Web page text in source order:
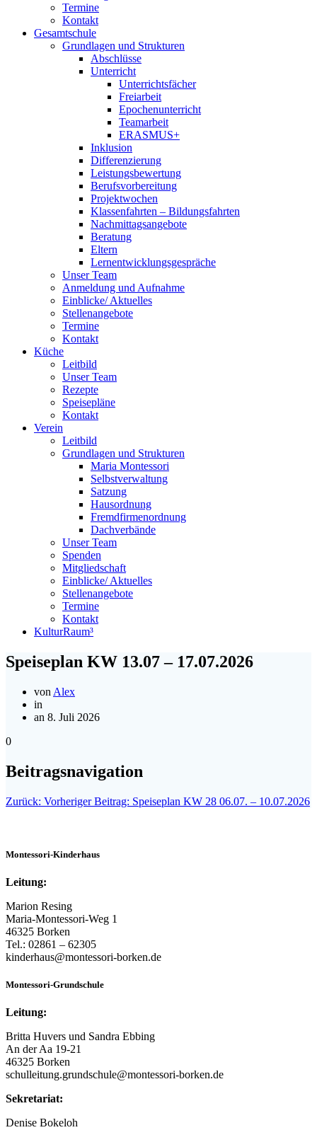
Termine
Kontakt
Gesamtschule
Grundlagen und Strukturen
Abschlüsse
Unterricht
Unterrichtsfächer
Freiarbeit
Epochenunterricht
Teamarbeit
ERASMUS+
Inklusion
Differenzierung
Leistungsbewertung
Berufsvorbereitung
Projektwochen
Klassenfahrten – Bildungsfahrten
Nachmittagsangebote
Beratung
Eltern
Lernentwicklungsgespräche
Unser Team
Anmeldung und Aufnahme
Einblicke/ Aktuelles
Stellenangebote
Termine
Kontakt
Küche
Leitbild
Unser Team
Rezepte
Speisepläne
Kontakt
Verein
Leitbild
Grundlagen und Strukturen
Maria Montessori
Selbstverwaltung
Satzung
Hausordnung
Fremdfirmenordnung
Dachverbände
Unser Team
Spenden
Mitgliedschaft
Einblicke/ Aktuelles
Stellenangebote
Termine
Kontakt
KulturRaum³
Speiseplan KW 13.07 – 17.07.2026
von Alex
in
an 8. Juli 2026
0
Beitragsnavigation
Zurück: Vorheriger Beitrag: Speiseplan KW 28 06.07. – 10.07.2026
Montessori-Kinderhaus
Leitung:
Marion Resing
Maria-Montessori-Weg 1
46325 Borken
Tel.: 02861 – 62305
kinderhaus@montessori-borken.de
Montessori-Grundschule
Leitung:
Britta Huvers und Sandra Ebbing
An der Aa 19-21
46325 Borken
schulleitung.grundschule@montessori-borken.de
Sekretariat:
Denise Bokeloh